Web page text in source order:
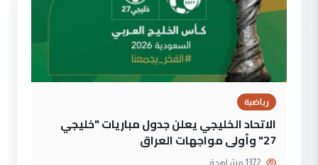
رياضية
الاتحاد الخليجي يعلن جدول مباريات "خليجي
27" وأولى مواجهات العراق